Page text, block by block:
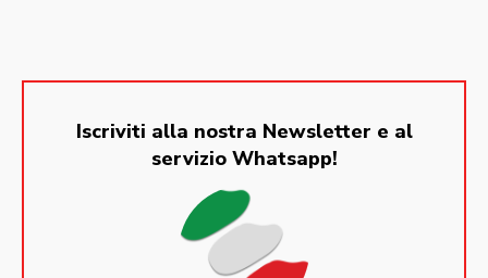
Iscriviti alla nostra Newsletter e al
servizio Whatsapp!